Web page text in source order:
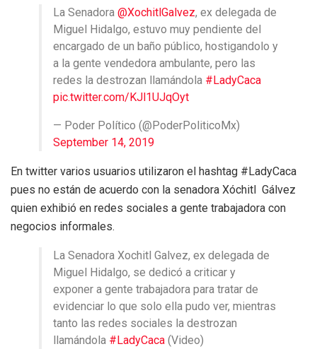
La Senadora @XochitlGalvez, ex delegada de
Miguel Hidalgo, estuvo muy pendiente del
encargado de un baño público, hostigandolo y
a la gente vendedora ambulante, pero las
redes la destrozan llamándola #LadyCaca
pic.twitter.com/KJl1UJqOyt
— Poder Político (@PoderPoliticoMx)
September 14, 2019
En twitter varios usuarios utilizaron el hashtag #LadyCaca
pues no están de acuerdo con la senadora Xóchitl Gálvez
quien exhibió en redes sociales a gente trabajadora con
negocios informales.
La Senadora Xochitl Galvez, ex delegada de
Miguel Hidalgo, se dedicó a criticar y
exponer a gente trabajadora para tratar de
evidenciar lo que solo ella pudo ver, mientras
tanto las redes sociales la destrozan
llamándola #LadyCaca (Video)